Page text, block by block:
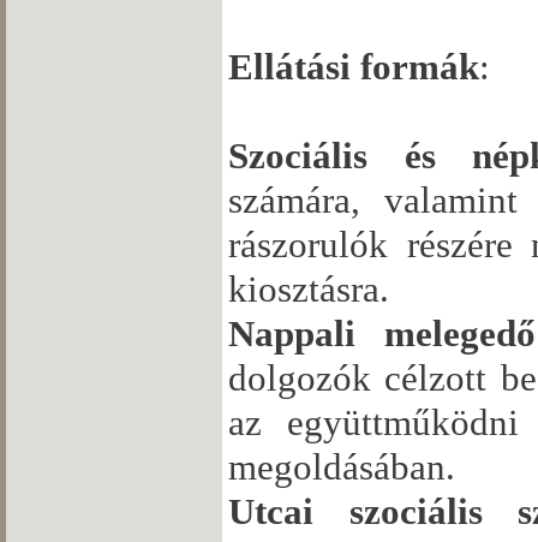
Ellátási formák:
Szociális és
számára,
rászorulók
kiosztásra.
Nappali melegedő
dolgozók célzott
az együttműködni
megoldásában.
Utcai szociális